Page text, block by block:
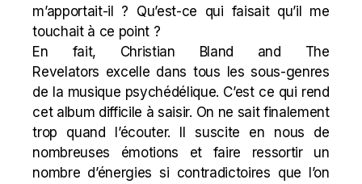
m’apportait-il ? Qu’est-ce qui faisait qu’il me
touchait à ce point ?
En fait, Christian Bland and The
Revelators excelle dans tous les sous-genres
de la musique psychédélique. C’est ce qui rend
cet album difficile à saisir. On ne sait finalement
trop quand l’écouter. Il suscite en nous de
nombreuses émotions et faire ressortir un
nombre d’énergies si contradictoires que l’on